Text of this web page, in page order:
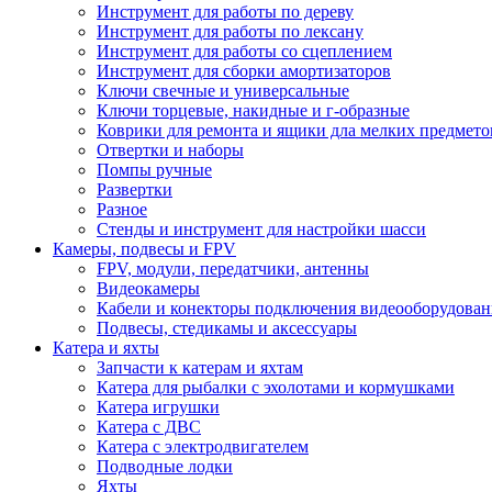
Инструмент для работы по дереву
Инструмент для работы по лексану
Инструмент для работы со сцеплением
Инструмент для сборки амортизаторов
Ключи свечные и универсальные
Ключи торцевые, накидные и г-образные
Коврики для ремонта и ящики дла мелких
Отвертки и наборы
Помпы ручные
Развертки
Разное
Стенды и инструмент для настройки шасси
Камеры, подвесы и FPV
FPV, модули, передатчики, антенны
Видеокамеры
Кабели и конекторы подключения
Подвесы, стедикамы и аксессуары
Катера и яхты
Запчасти к катерам и яхтам
Катера для рыбалки с эхолотами и кормушками
Катера игрушки
Катера с ДВС
Катера с электродвигателем
Подводные лодки
Яхты